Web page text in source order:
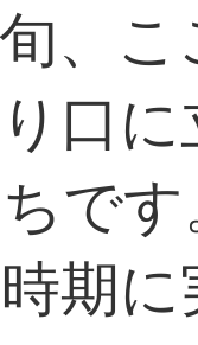
、
口
です
期